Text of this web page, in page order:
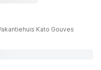
Kato Gouves